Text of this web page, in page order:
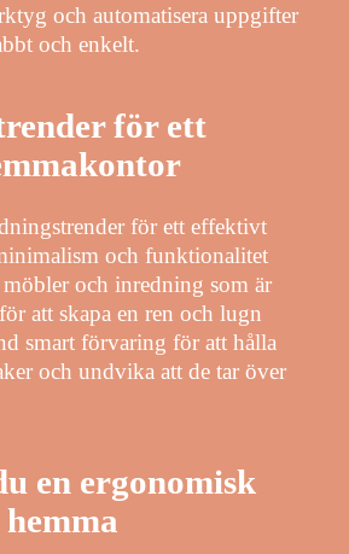
och automatisera uppgifter
och enkelt.
för ett
för ett effektivt
och funktionalitet
och inredning som är
att skapa en ren och lugn
smart förvaring för att hålla
och undvika att de tar över
en ergonomisk